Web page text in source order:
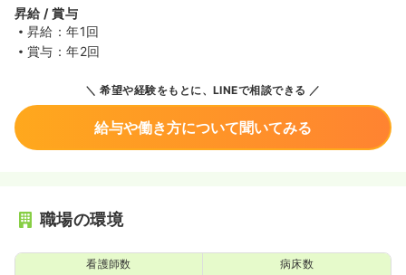
昇給 / 賞与
昇給：年1回
賞与：年2回
希望や経験をもとに、LINEで相談できる
給与や働き方について聞いてみる
職場の環境
看護師数 病床数